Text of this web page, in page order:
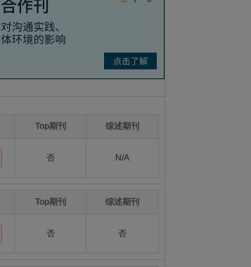
Top期刊 综述期刊
否 N/A
Top期刊 综述期刊
否 否